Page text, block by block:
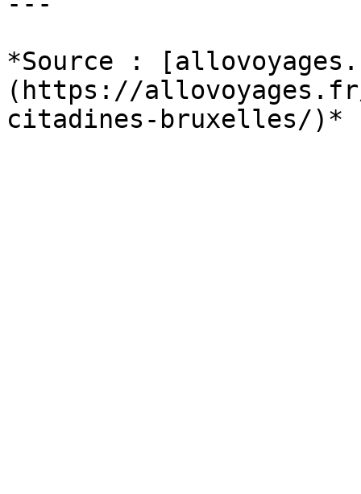
*Source :
(https://